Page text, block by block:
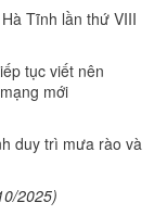
Tĩnh lần thứ VIII
tục viết nên
mới
duy trì mưa rào và
2025)